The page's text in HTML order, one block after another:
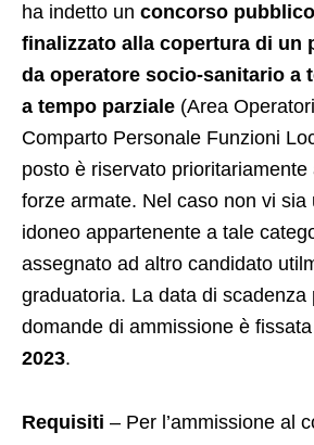
ha indetto un concorso
finalizzato alla copertura di un
da operatore socio-sanitario a
a tempo parziale (Area
Comparto Personale Funzioni
posto è riservato
forze armate. Nel caso non vi sia
idoneo appartenente a tale
assegnato ad altro candidato
graduatoria. La data di scadenza
domande di ammissione è fissata
2023.
Requisiti – Per l’ammissione al